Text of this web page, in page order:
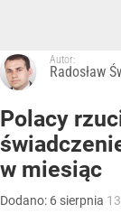
Autor:
Radosław
Polacy
w miesiąc
Dodano: 6 sierpnia